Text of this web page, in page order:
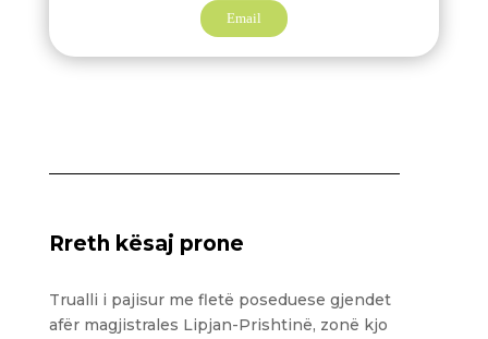
Email
Rreth kësaj prone
Trualli i pajisur me fletë poseduese gjendet
afër magjistrales Lipjan-Prishtinë, zonë kjo